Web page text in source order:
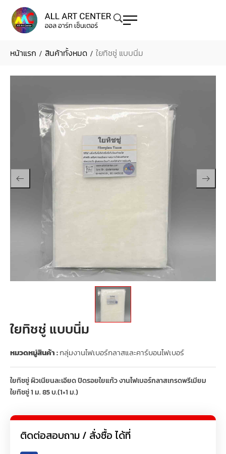
หน้าแรก / สินค้าทั้งหมด / ใยทิชชู่ แบบนิ่ม
ใยทิชชู่ แบบนิ่ม
หมวดหมู่สินค้า :กลุ่มงานไฟเบอร์กลาสและคาร์บอนไฟเบอร์
ใยทิชชู่ ผิวเนียนละเอียด ปิดรอยใยแก้ว งานไฟเบอร์กลาสเกรดพรีเมียม
ใยทิชชู่ 1 ม. 85 บ.(1×1 ม.)
ติดต่อสอบถาม / สั่งซื้อ ได้ที่